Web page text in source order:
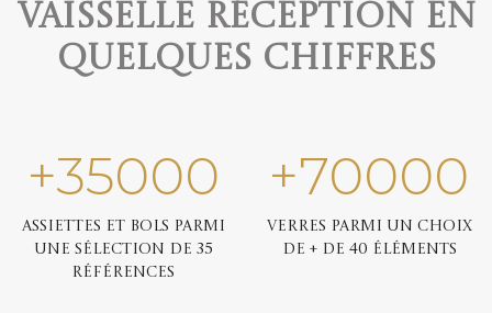
Vaisselle réception en
quelques chiffres
+35000
Assiettes et bols parmi
une sélection de 35
références
+70000
Verres parmi un choix
de + de 40 éléments